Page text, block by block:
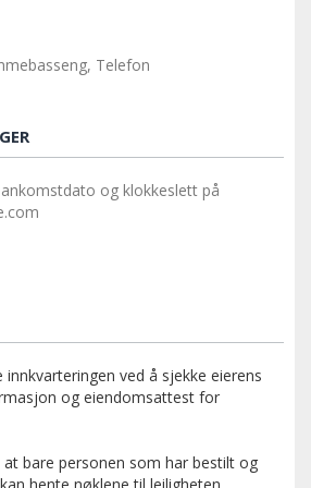
Telefon
og klokkeslett på
innkvarteringen ved å sjekke eierens
og eiendomsattest for
bare personen som har bestilt og